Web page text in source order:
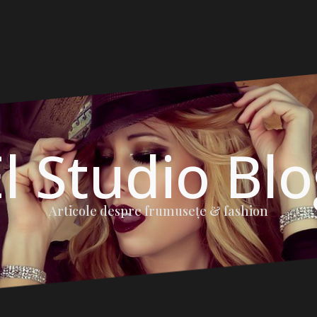
Studio
Articole despre frumuseţe & fashion